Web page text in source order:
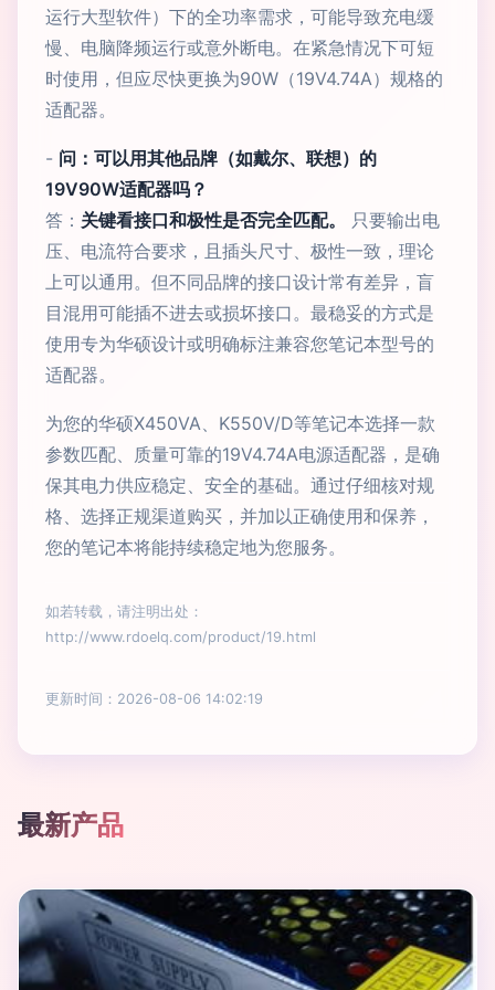
运行大型软件）下的全功率需求，可能导致充电缓
慢、电脑降频运行或意外断电。在紧急情况下可短
时使用，但应尽快更换为90W（19V4.74A）规格的
适配器。
- 问：可以用其他品牌（如戴尔、联想）的
19V90W适配器吗？
答： 关键看接口和极性是否完全匹配。
只要输出电
压、电流符合要求，且插头尺寸、极性一致，理论
上可以通用。但不同品牌的接口设计常有差异，盲
目混用可能插不进去或损坏接口。最稳妥的方式是
使用专为华硕设计或明确标注兼容您笔记本型号的
适配器。
为您的华硕X450VA、K550V/D等笔记本选择一款
参数匹配、质量可靠的19V4.74A电源适配器，是确
保其电力供应稳定、安全的基础。通过仔细核对规
格、选择正规渠道购买，并加以正确使用和保养，
您的笔记本将能持续稳定地为您服务。
如若转载，请注明出处：
http://www.rdoelq.com/product/19.html
更新时间：2026-08-06 14:02:19
最新产品